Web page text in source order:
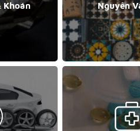
Khoán Nguyên